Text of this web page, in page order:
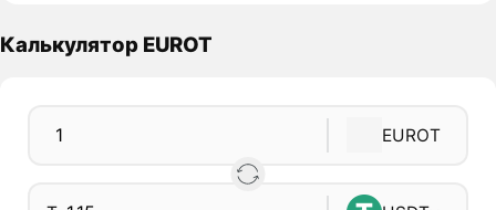
Калькулятор EUROT
EUROT